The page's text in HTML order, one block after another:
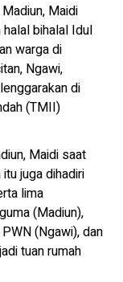
Maidi
bihalal Idul
warga di
Ngawi,
di
(TMII)
Maidi saat
juga dihadiri
lima
(Madiun),
(Ngawi), dan
tuan rumah